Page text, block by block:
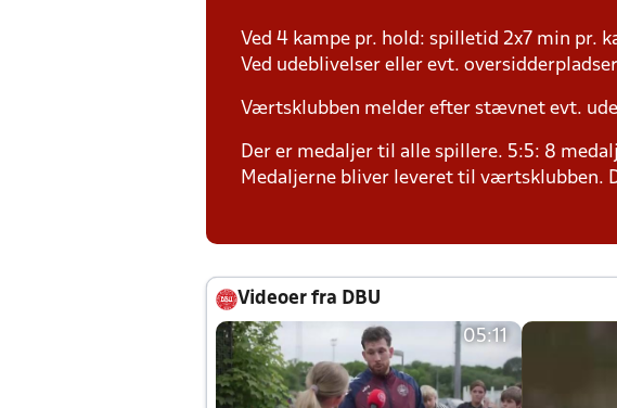
Ved 4 kampe pr. hold: spilletid 2x7 min pr.
Ved udeblivelser eller evt.
Værtsklubben melder efter stævnet evt.
Der er medaljer til alle spillere. 5:5: 8
Medaljerne bliver leveret til
Videoer fra DBU
05:11